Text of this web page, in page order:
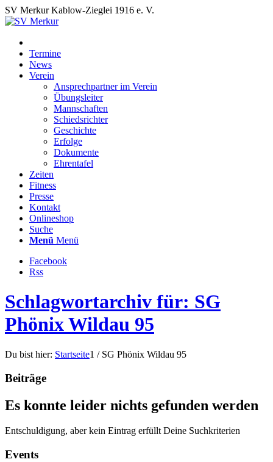
SV Merkur Kablow-Zieglei 1916 e. V.
Termine
News
Verein
Ansprechpartner im Verein
Übungsleiter
Mannschaften
Schiedsrichter
Geschichte
Erfolge
Dokumente
Ehrentafel
Zeiten
Fitness
Presse
Kontakt
Onlineshop
Suche
Menü Menü
Facebook
Rss
Schlagwortarchiv für: SG
Phönix Wildau 95
Du bist hier: Startseite1 / SG Phönix Wildau 95
Beiträge
Es konnte leider nichts gefunden werden
Entschuldigung, aber kein Eintrag erfüllt Deine Suchkriterien
Events